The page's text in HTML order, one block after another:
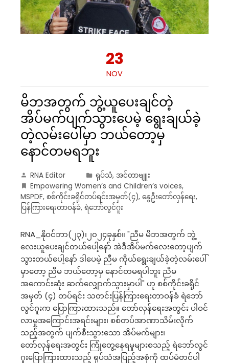
23
NOV
မိဘအတွက် ဘွဲ့ယူပေးချင်တဲ့
အိပ်မက်ပျက်သွားပေမဲ့ ရွေးချယ်ခဲ့
တဲ့လမ်းပေါ်မှာ ဘယ်တော့မှ
နောင်တမရဘူး
RNA Editor ရုပ်သံ, အင်တာဗျူး
Empowering Women’s and Children’s voices,
MSPDF, စစ်ကိုင်းခရိုင်တပ်ရင်းအမှတ်(၄), နွေဦးတော်လှန်ရေး,
ပြန်ကြားရေးတာဝန်ခံ, ရဲဘော်လွင်ဂူး
RNA_နိုဝင်ဘာ(၂၃)၊၂၀၂၄ခုနှစ်။ "ညီမ မိဘအတွက် ဘွဲ့
လေးယူပေးချင်တယ်ပေါ့နော် အဲဒီအိပ်မက်လေးတော့ပျက်
သွားတယ်ပေါ့နော် ဒါပေမဲ့ ညီမ ကိုယ်ရွေးချယ်ခဲ့တဲ့လမ်းပေါ်
မှာတော့ ညီမ ဘယ်တော့မှ နောင်တမရပါဘူး ညီမ
အကောင်းဆုံး ဆက်လျှောက်သွားမှာပါ" ဟု စစ်ကိုင်းခရိုင်
အမှတ် (၄) တပ်ရင်း သတင်းပြန်ကြားရေးတာဝန်ခံ ရဲဘော်
လွင်ဂူးက ပြောကြားထားသည်။ တော်လှန်ရေးအတွင်း ပါဝင်
လာမှုအကြောင်းအရင်းများ၊ စစ်တပ်အာဏာသိမ်းလိုက်
သည့်အတွက် ပျက်စီးသွားသော အိပ်မက်များ၊
တော်လှန်ရေးအတွင်း ကြုံတွေ့နေရမှုများစသည့် ရဲဘော်လွင်
ဂူးပြောကြားထားသည့် ရုပ်သံအပြည့်အစုံကို ထပ်မံတင်ပါ